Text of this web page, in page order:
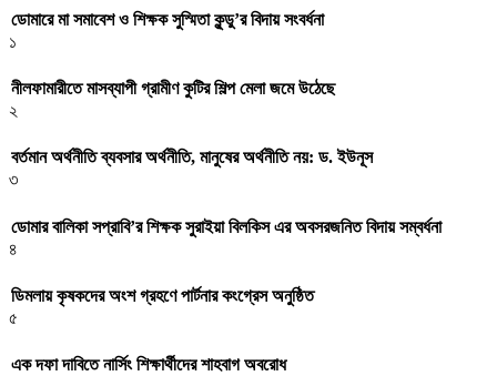
ডোমারে মা সমাবেশ ও শিক্ষক সুস্মিতা কুন্ডু’র বিদায় সংবর্ধনা
১
নীলফামারীতে মাসব্যাপী গ্রামীণ কুটির শিল্প মেলা জমে উঠেছে
২
বর্তমান অর্থনীতি ব্যবসার অর্থনীতি, মানুষের অর্থনীতি নয়: ড. ইউনূস
৩
ডোমার বালিকা সপ্রাবি’র শিক্ষক সুরাইয়া বিলকিস এর অবসরজনিত বিদায় সম্বর্ধনা
৪
ডিমলায় কৃষকদের অংশ গ্রহণে পার্টনার কংগ্রেস অনুষ্ঠিত
৫
এক দফা দাবিতে নার্সিং শিক্ষার্থীদের শাহবাগ অবরোধ